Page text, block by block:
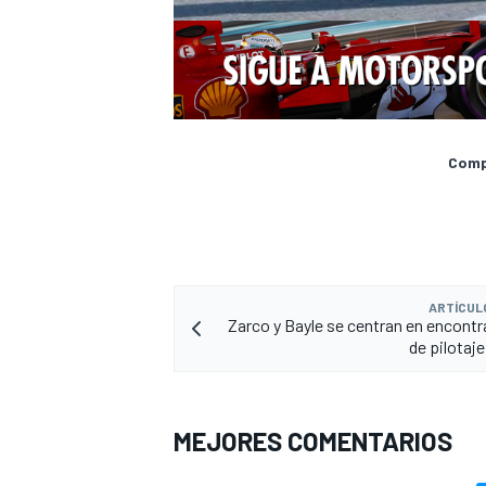
Zarco y Bayle se centran en
de pilotaje
MEJORES COMENTARIOS